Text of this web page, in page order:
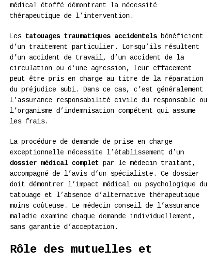
médical étoffé démontrant la nécessité
thérapeutique de l’intervention.
Les tatouages traumatiques accidentels bénéficient
d’un traitement particulier. Lorsqu’ils résultent
d’un accident de travail, d’un accident de la
circulation ou d’une agression, leur effacement
peut être pris en charge au titre de la réparation
du préjudice subi. Dans ce cas, c’est généralement
l’assurance responsabilité civile du responsable ou
l’organisme d’indemnisation compétent qui assume
les frais.
La procédure de demande de prise en charge
exceptionnelle nécessite l’établissement d’un
dossier médical complet par le médecin traitant,
accompagné de l’avis d’un spécialiste. Ce dossier
doit démontrer l’impact médical ou psychologique du
tatouage et l’absence d’alternative thérapeutique
moins coûteuse. Le médecin conseil de l’assurance
maladie examine chaque demande individuellement,
sans garantie d’acceptation.
Rôle des mutuelles et